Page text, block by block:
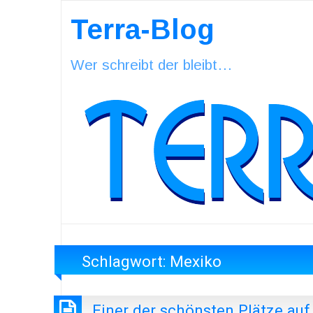
Terra-Blog
Wer schreibt der bleibt…
Schlagwort: Mexiko